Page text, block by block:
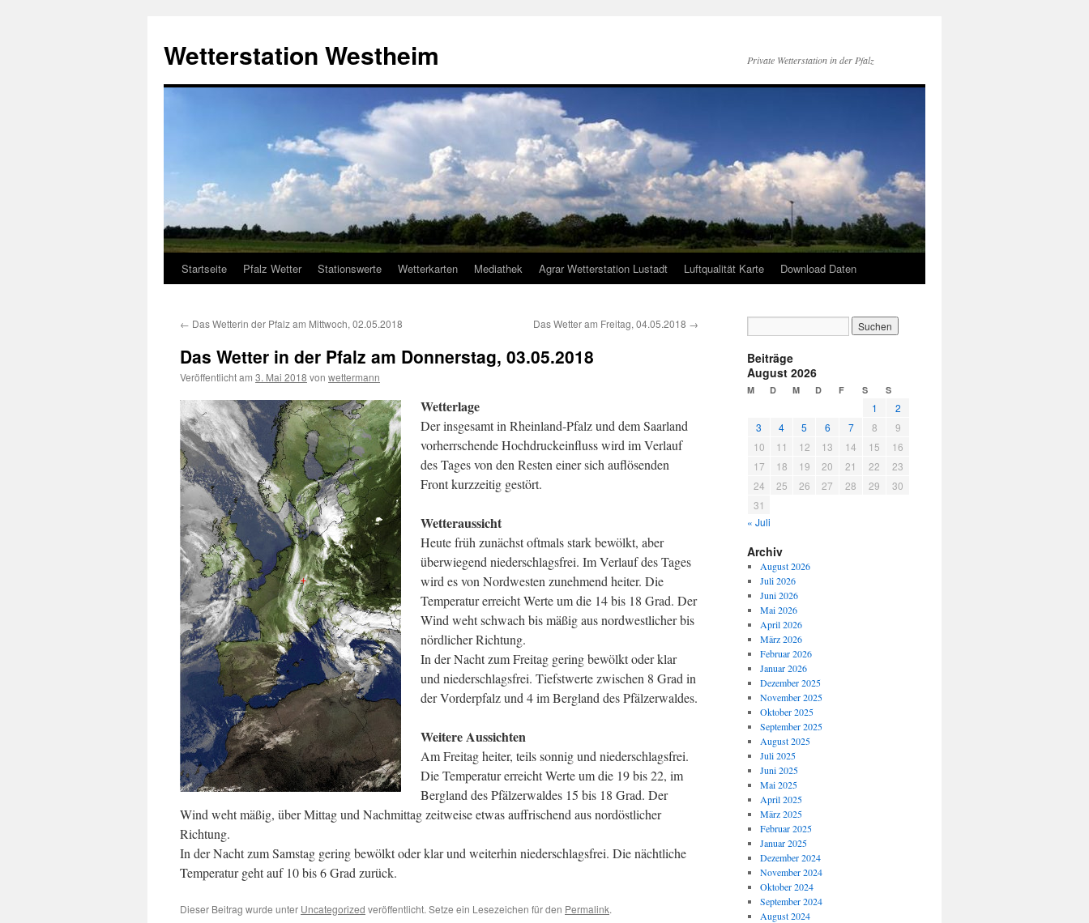
springen
Wetterstation Westheim Private Wetterstation in der Pfalz
Startseite Pfalz Wetter Stationswerte Wetterkarten Mediathek Agrar Wetterstation Lustadt Luftqualität Karte Download Daten
← Das Wetterin der Pfalz am Mittwoch, 02.05.2018 Das Wetter am Freitag, 04.05.2018 →
Das Wetter in der Pfalz am Donnerstag, 03.05.2018
Veröffentlicht am 3. Mai 2018 von wettermann
Wetterlage
Der insgesamt in Rheinland-Pfalz und dem Saarland
vorherrschende Hochdruckeinfluss wird im Verlauf
des Tages von den Resten einer sich auflösenden
Front kurzzeitig gestört.
Wetteraussicht
Heute früh zunächst oftmals stark bewölkt, aber
überwiegend niederschlagsfrei. Im Verlauf des Tages
wird es von Nordwesten zunehmend heiter. Die
Temperatur erreicht Werte um die 14 bis 18 Grad. Der
Wind weht schwach bis mäßig aus nordwestlicher bis
nördlicher Richtung.
In der Nacht zum Freitag gering bewölkt oder klar
und niederschlagsfrei. Tiefstwerte zwischen 8 Grad in
der Vorderpfalz und 4 im Bergland des Pfälzerwaldes.
Weitere Aussichten
Am Freitag heiter, teils sonnig und niederschlagsfrei.
Die Temperatur erreicht Werte um die 19 bis 22, im
Bergland des Pfälzerwaldes 15 bis 18 Grad. Der
Wind weht mäßig, über Mittag und Nachmittag zeitweise etwas auffrischend aus nordöstlicher
Richtung.
In der Nacht zum Samstag gering bewölkt oder klar und weiterhin niederschlagsfrei. Die nächtliche
Temperatur geht auf 10 bis 6 Grad zurück.
Dieser Beitrag wurde unter Uncategorized veröffentlicht. Setze ein Lesezeichen für den Permalink.
Beiträge
August 2026
M D M D F S S
1
2
3
4 5 6 7 8
9
10
11 12 13 14 15
16
17
18 19 20 21 22
23
24
25 26 27 28 29
30
31
« Juli
Archiv
August 2026
Juli 2026
Juni 2026
Mai 2026
April 2026
März 2026
Februar 2026
Januar 2026
Dezember 2025
November 2025
Oktober 2025
September 2025
August 2025
Juli 2025
Juni 2025
Mai 2025
April 2025
März 2025
Februar 2025
Januar 2025
Dezember 2024
November 2024
Oktober 2024
September 2024
August 2024